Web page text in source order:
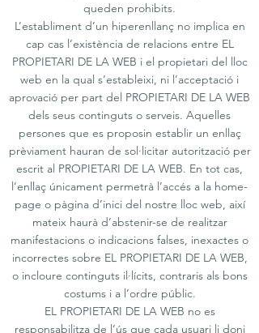
queden prohibits.
L’establiment d’un hiperenllanç no implica en
cap cas l’existència de relacions entre EL
PROPIETARI DE LA WEB i el propietari del lloc
web en la qual s’estableixi, ni l’acceptació i
aprovació per part del PROPIETARI DE LA WEB
dels seus continguts o serveis. Aquelles
persones que es proposin establir un enllaç
prèviament hauran de sol·licitar autorització per
escrit al PROPIETARI DE LA WEB. En tot cas,
l’enllaç únicament permetrà l’accés a la home-
page o pàgina d’inici del nostre lloc web, així
mateix haurà d’abstenir-se de realitzar
manifestacions o indicacions falses, inexactes o
incorrectes sobre EL PROPIETARI DE LA WEB,
o incloure continguts il·lícits, contraris als bons
costums i a l’ordre públic.
EL PROPIETARI DE LA WEB no es
responsabilitza de l’ús que cada usuari li doni